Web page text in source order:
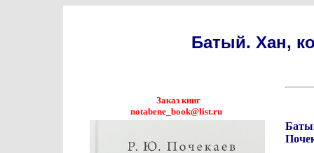
Батый. Хан,
Заказ книг
notabene_book@list.ru